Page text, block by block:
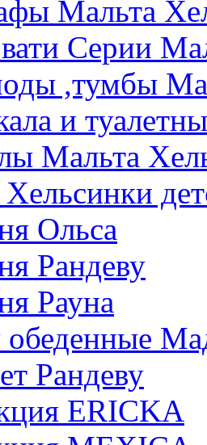
Мальта
Серии
,тумбы
и
Мальта
Ольса
Рандеву
Рауна
обеденные
Рандеву
ERICKA